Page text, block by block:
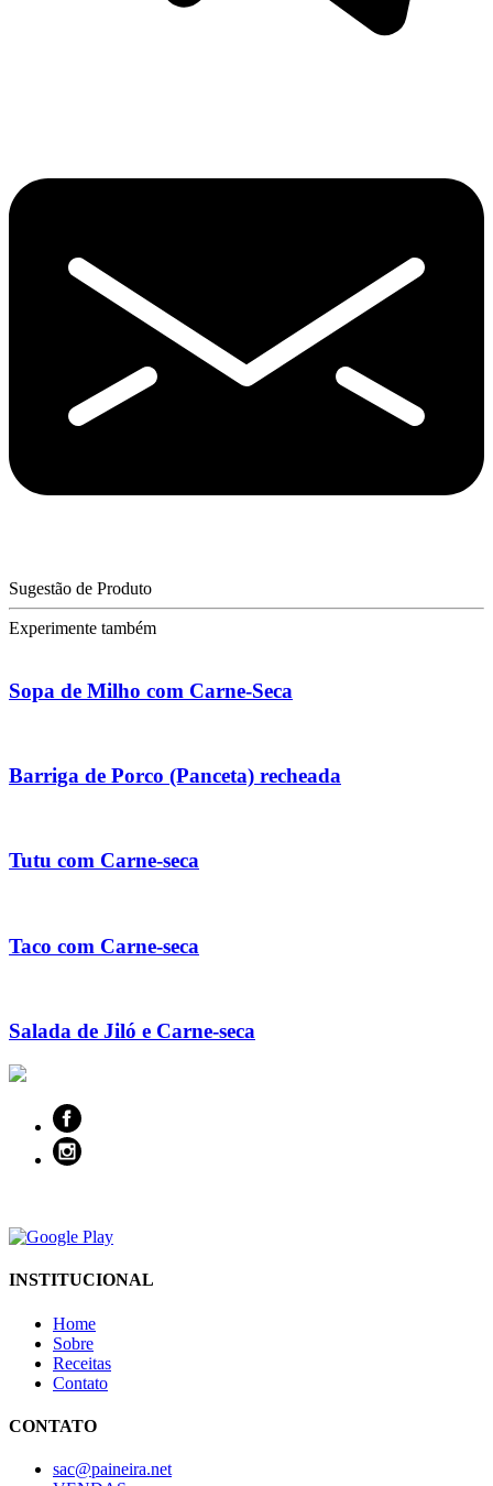
Sugestão de Produto
Experimente também
Sopa de Milho com Carne-Seca
Barriga de Porco (Panceta) recheada
Tutu com Carne-seca
Taco com Carne-seca
Salada de Jiló e Carne-seca
INSTITUCIONAL
Home
Sobre
Receitas
Contato
CONTATO
sac@paineira.net